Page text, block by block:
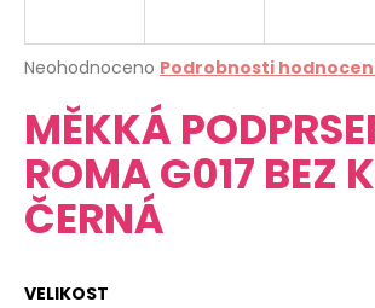
Průměrné
produktu
je
0,0
5
hvězdiček.
Neohodnoceno Podrobnosti
MĚKKÁ
ROMA G017 BEZ
ČERNÁ
VELIKOST
j
t
?